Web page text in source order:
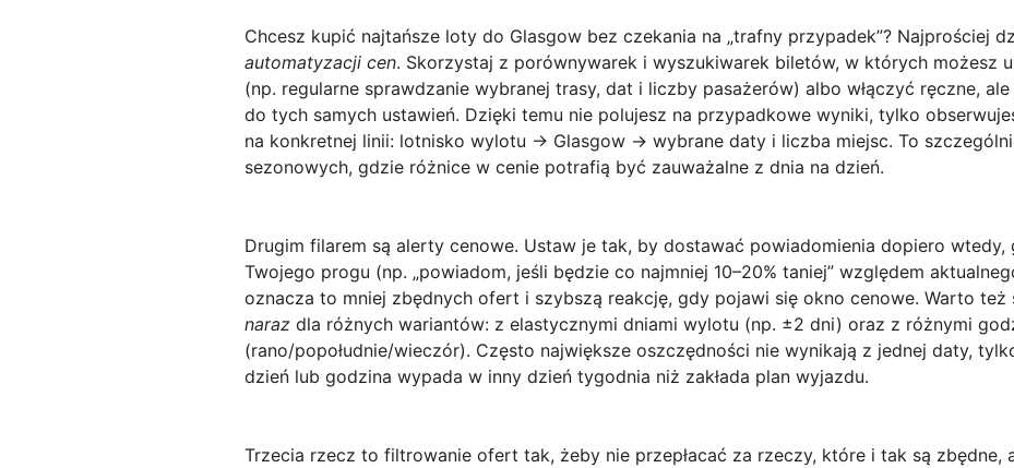
Chcesz kupić najtańsze loty do Glasgow bez czekania na „trafny przypadek”? Najprościej
automatyzacji cen. Skorzystaj z porównywarek i wyszukiwarek biletów, w których możesz
(np. regularne sprawdzanie wybranej trasy, dat i liczby pasażerów) albo włączyć ręczne,
do tych samych ustawień. Dzięki temu nie polujesz na przypadkowe wyniki, tylko
na konkretnej linii: lotnisko wylotu → Glasgow → wybrane daty i liczba miejsc. To
sezonowych, gdzie różnice w cenie potrafią być zauważalne z dnia na dzień.
Drugim filarem są alerty cenowe. Ustaw je tak, by dostawać powiadomienia dopiero wtedy,
Twojego progu (np. „powiadom, jeśli będzie co najmniej 10–20% taniej” względem
oznacza to mniej zbędnych ofert i szybszą reakcję, gdy pojawi się okno cenowe. Warto też
naraz dla różnych wariantów: z elastycznymi dniami wylotu (np. ±2 dni) oraz z różnymi
(rano/popołudnie/wieczór). Często największe oszczędności nie wynikają z jednej daty,
dzień lub godzina wypada w inny dzień tygodnia niż zakłada plan wyjazdu.
Trzecia rzecz to filtrowanie ofert tak, żeby nie przepłacać za rzeczy, które i tak są zbędne,